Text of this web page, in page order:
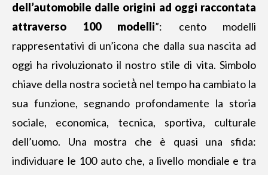
dell’automobile dalle origini ad oggi raccontata
attraverso 100 modelli”: cento modelli
rappresentativi di un’icona che dalla sua nascita ad
oggi ha rivoluzionato il nostro stile di vita. Simbolo
chiave della nostra società̀ nel tempo ha cambiato la
sua funzione, segnando profondamente la storia
sociale, economica, tecnica, sportiva, culturale
dell’uomo. Una mostra che è quasi una sfida:
individuare le 100 auto che, a livello mondiale e tra